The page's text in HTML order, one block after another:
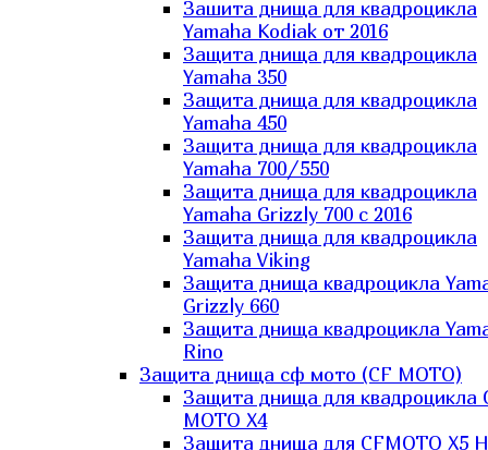
Зашита днища для квадроцикла
Yamaha Kodiak от 2016
Защита днища для квадроцикла
Yamaha 350
Защита днища для квадроцикла
Yamaha 450
Защита днища для квадроцикла
Yamaha 700/550
Защита днища для квадроцикла
Yamaha Grizzly 700 с 2016
Защита днища для квадроцикла
Yamaha Viking
Защита днища квадроцикла
Grizzly 660
Защита днища квадроцикла
Rino
Защита днища сф мото (CF MOTO)
Защита днища для квадроцикла
MOTO X4
Защита днища для CFMOTO X5